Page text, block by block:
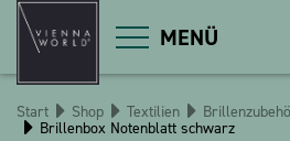
MENÜ
Start Shop Textilien
Brillenbox Notenblatt schwarz